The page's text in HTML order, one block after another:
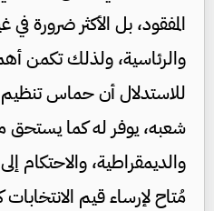
المفقود، بل الأكثر ضرورة
والرئاسية، ولذلك تكمن
للاستدلال أن حماس
شعبه، يوفر له كما يستحق
والديمقراطية، والاحتكام
مُتاح لإرساء قيم